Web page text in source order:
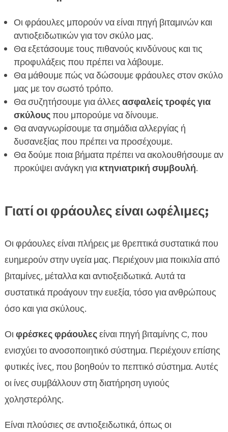
κτηνίατρο
 Οι διαφορές των φράουλων από άλλες
λιχουδιές
 Σπιτικές συνταγές με φράουλες για σκύλους
Προσθέτοντας CricksyDog τροφές για μια
ολοκληρωμένη διατροφή
Συμπέρασμα
 FAQ
Οι φράουλες μπορούν να είναι πηγή βιταμινών και
αντιοξειδωτικών για τον σκύλο μας.
Θα εξετάσουμε τους πιθανούς κινδύνους και τις
προφυλάξεις που πρέπει να λάβουμε.
Θα μάθουμε πώς να δώσουμε φράουλες στον σκύλο
μας με τον σωστό τρόπο.
Θα συζητήσουμε για άλλες ασφαλείς τροφές για
σκύλουςπου μπορούμε να δίνουμε.
Θα αναγνωρίσουμε τα σημάδια αλλεργίας ή
δυσανεξίας που πρέπει να προσέχουμε.
Θα δούμε ποια βήματα πρέπει να ακολουθήσουμε αν
προκύψει ανάγκη για κτηνιατρική συμβουλή.
Γιατί οι φράουλες είναι ωφέλιμες;
Οι φράουλες είναι πλήρεις με θρεπτικά συστατικά που
ευημερούν στην υγεία μας. Περιέχουν μια ποικιλία από
βιταμίνες, μέταλλα και αντιοξειδωτικά. Αυτά τα
συστατικά προάγουν την ευεξία, τόσο για ανθρώπους
όσο και για σκύλους.
Οιφρέσκες φράουλεςείναι πηγή βιταμίνης C, που
ενισχύει το ανοσοποιητικό σύστημα. Περιέχουν επίσης
φυτικές ίνες, που βοηθούν το πεπτικό σύστημα. Αυτές
οι ίνες συμβάλλουν στη διατήρηση υγιούς
χοληστερόλης.
Είναι πλούσιες σε αντιοξειδωτικά, όπως οι